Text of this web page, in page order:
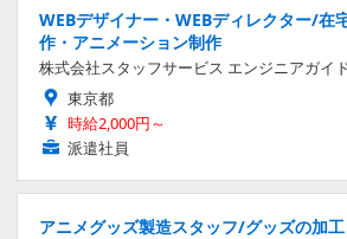
WEBデザイナー・WEBディレクター/在
作・アニメーション制作
株式会社スタッフサービス エンジニアガイ
東京都
時給2,000円～
派遣社員
アニメグッズ製造スタッフ/グッズの加